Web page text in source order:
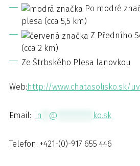
Po modré
plesa (cca 5,5 km)
Z Předního
(cca 2 km)
Ze Štrbského Plesa lanovkou
Web:http://www.chatasolisko.sk/
Email: in @ ko.sk
Telefon: +421-(0)-917 655 446